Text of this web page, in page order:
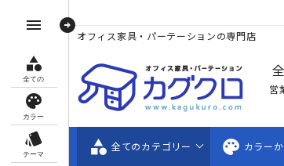
menu arrow_circle_right
category
全ての
palette
カラー
style
テーマ
オフィス家具・パーテーションの専門店
営
category 全てのカテゴリー palette カラー